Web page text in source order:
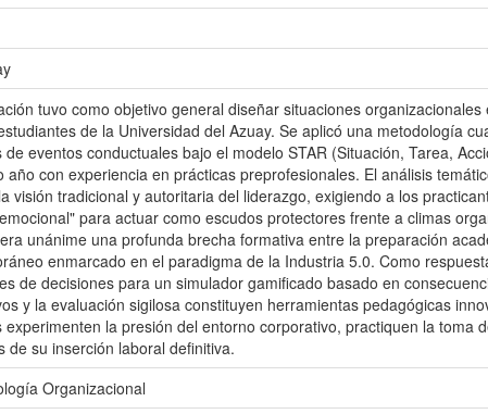
tuvo como objetivo general diseñar situaciones
de la Universidad del Azuay. Se aplicó una metodología
de eventos conductuales bajo el modelo STAR (Situación, Tarea,
año con experiencia en prácticas preprofesionales. El análisis
visión tradicional y autoritaria del liderazgo, exigiendo a los
para actuar como escudos protectores frente a climas
unánime una profunda brecha formativa entre la preparación
enmarcado en el paradigma de la Industria 5.0. Como
de decisiones para un simulador gamificado basado en
y la evaluación sigilosa constituyen herramientas pedagógicas
la presión del entorno corporativo, practiquen la toma
de su inserción laboral definitiva.
Organizacional